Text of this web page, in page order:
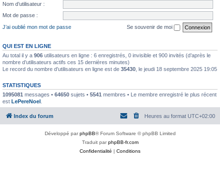
Nom d’utilisateur :
Mot de passe :
J’ai oublié mon mot de passe
Se souvenir de moi
QUI EST EN LIGNE
Au total il y a 906 utilisateurs en ligne : 6 enregistrés, 0 invisible et 900 invités (d’après le
nombre d’utilisateurs actifs ces 15 dernières minutes)
Le record du nombre d’utilisateurs en ligne est de 35430 , le jeudi 18 septembre 2025 19:05
STATISTIQUES
1095081 messages • 64650 sujets • 5541 membres • Le membre enregistré le plus récent
est LePereNoel
Index du forum Heures au format UTC+02:00
Développé parphpBB® Forum Software © phpBB Limited
Traduit parphpBB-fr.com
Confidentialité | Conditions